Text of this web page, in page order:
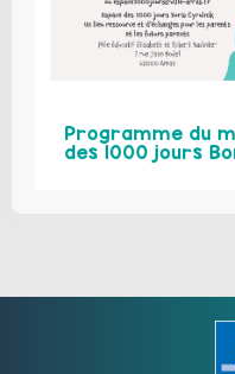
Programme du
des 1000 jours